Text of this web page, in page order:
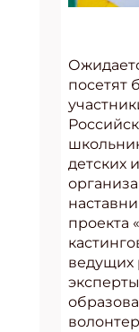
посетят
детских
проекта
ведущих